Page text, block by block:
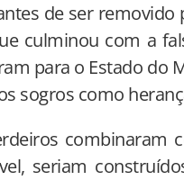
de ser removido
culminou com a
para o Estado do
sogros como
combinaram
seriam